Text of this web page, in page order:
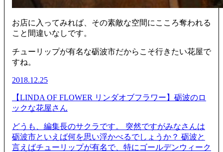
お店に入ってみれば、その素敵な空間にこころ奪われる
こと間違いなしです。
チューリップが有名な砺波市だからこそ行きたい花屋で
すね。
2018.12.25
【LINDA OF FLOWER リンダオブフラワー】砺波のロ
ックな花屋さん
どうも、編集長のサクラです。 突然ですがみなさんは
砺波市といえば何を思い浮かべるでしょうか？ 砺波と
言えばチューリップが有名で、特にゴールデンウィーク